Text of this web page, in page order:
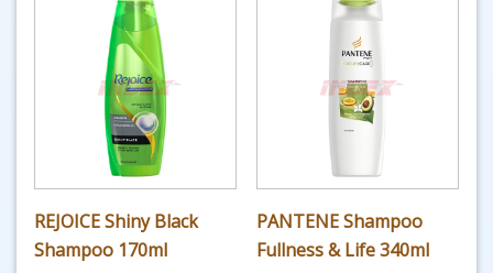
REJOICE Shiny Black
Shampoo 170ml
PANTENE Shampoo
Fullness & Life 340ml